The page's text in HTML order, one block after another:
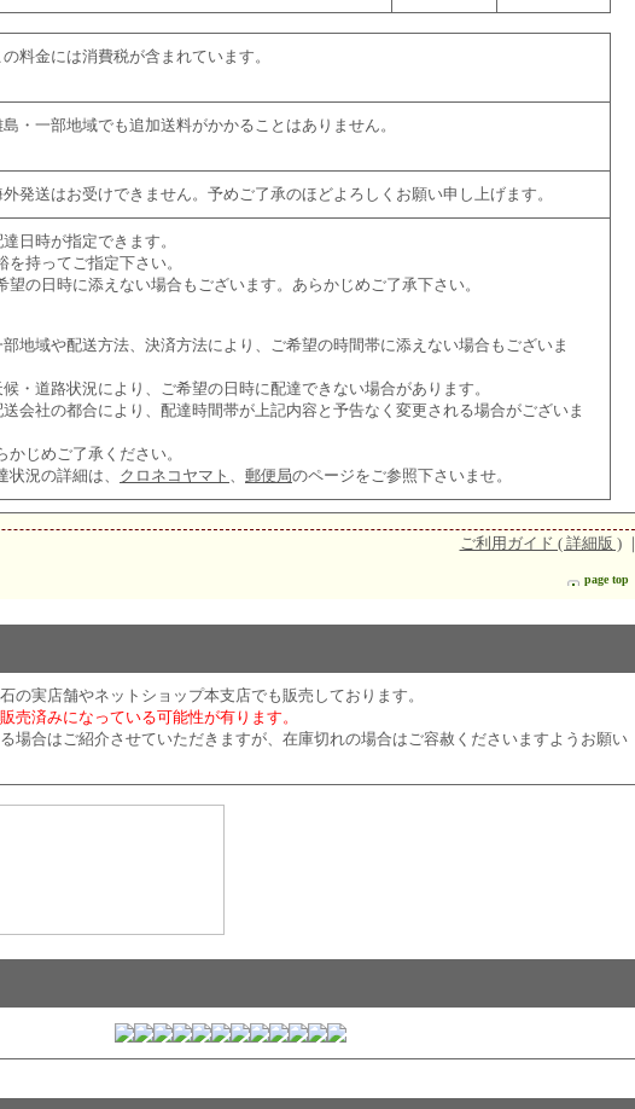
の料金には消費税が含まれています。
島・一部地域でも追加送料がかかることはありません。
外発送はお受けできません。予めご了承のほどよろしくお願い申し上げます。
日時が指定できます。
を持ってご指定下さい。
望の日時に添えない場合もございます。あらかじめご了承下さい。
部地域や配送方法、決済方法により、ご希望の時間帯に添えない場合もございま
候・道路状況により、ご希望の日時に配達できない場合があります。
送会社の都合により、配達時間帯が上記内容と予告なく変更される場合がございま
かじめご了承ください。
状況の詳細は、 クロネコヤマト 、 郵便局のページをご参照下さいませ。
ご利用ガイド ( 詳細版 )｜
page top
の実店舗やネットショップ本支店でも販売しております。
売済みになっている可能性が有ります。
場合はご紹介させていただきますが、在庫切れの場合はご容赦くださいますようお願い